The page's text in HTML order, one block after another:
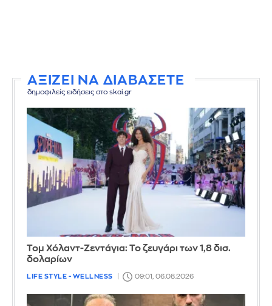
ΑΞΙΖΕΙ ΝΑ ΔΙΑΒΑΣΕΤΕ
δημοφιλείς ειδήσεις στο skai.gr
Τομ Χόλαντ-Ζεντάγια: Το ζευγάρι των 1,8 δισ.
δολαρίων
LIFE STYLE - WELLNESS 09:01, 06.08.2026